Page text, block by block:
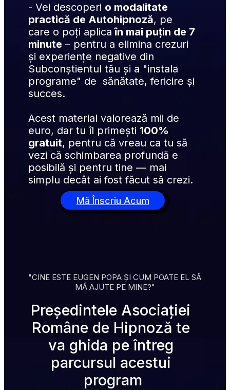
- Vei descoperi o modalitate
practică de Autohipnoză, pe
care o poți aplica în mai puțin de 7
minute – pentru a elimina crezuri
și experiențe negative din
Subconștientul tău și a "instala
programe" de  sănătate, fericire și
succes.
Acest material valorează mii de
euro, dar tu îl primești 100%
gratuit, pentru că vreau ca tu să
vezi că schimbarea profundă e
posibilă și pentru tine — mai
simplu decât ai fost făcut să crezi.
Mă Înscriu Acum
"CINE ESTE EUGEN POPA ȘI CUM POATE EL SĂ
MĂ AJUTE PE MINE?"
Președintele Asociației
Române de Hipnoză te
va ghida pe întreg
parcursul acestui
program